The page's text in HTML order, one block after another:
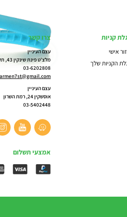
קניות
אישי
הקניות שלך
צרו קשר
עצם העיניין
מלצ'ט פינת שינקין 43, תל אביב
03-6202808
עצם העיניין
אוסשקין 24, רמת השרון
03-5402448
אמצעי תשלום